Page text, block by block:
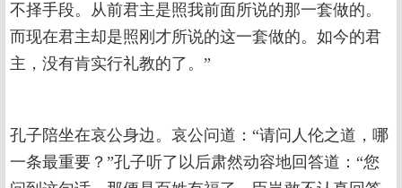
不择手段。从前君主是照我前面所说的那一套做的。
而现在君主却是照刚才所说的这一套做的。如今的君
主，没有肯实行礼教的了。”
孔子陪坐在哀公身边。哀公问道：“请问人伦之道，哪
一条最重要？”孔子听了以后肃然动容地回答道：“您